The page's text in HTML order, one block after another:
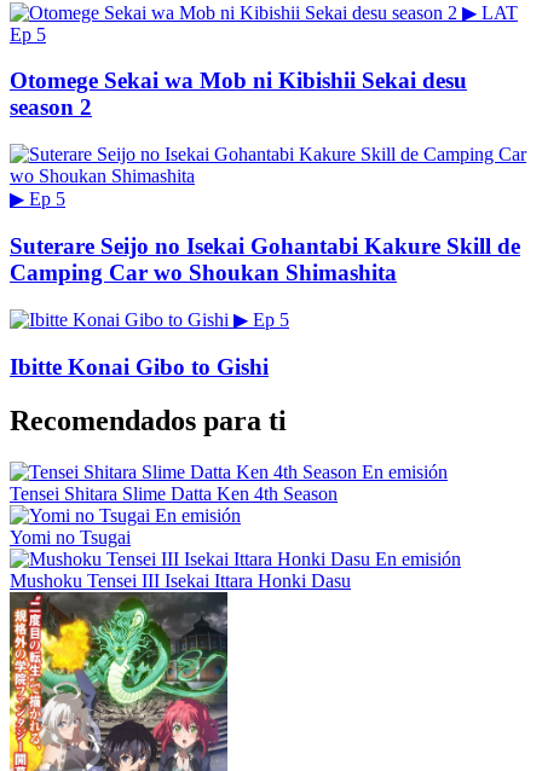
▶ LAT
Ep 5
Otomege Sekai wa Mob ni Kibishii Sekai desu
season 2
▶ Ep 5
Suterare Seijo no Isekai Gohantabi Kakure Skill de
Camping Car wo Shoukan Shimashita
▶ Ep 5
Ibitte Konai Gibo to Gishi
Recomendados para ti
En emisión
Tensei Shitara Slime Datta Ken 4th Season
En emisión
Yomi no Tsugai
En emisión
Mushoku Tensei III Isekai Ittara Honki Dasu